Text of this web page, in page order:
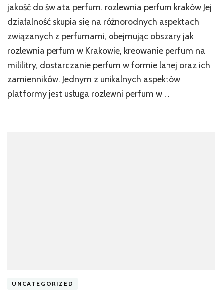
jakość do świata perfum. rozlewnia perfum kraków Jej
działalność skupia się na różnorodnych aspektach
związanych z perfumami, obejmując obszary jak
rozlewnia perfum w Krakowie, kreowanie perfum na
mililitry, dostarczanie perfum w formie lanej oraz ich
zamienników. Jednym z unikalnych aspektów
platformy jest usługa rozlewni perfum w …
UNCATEGORIZED